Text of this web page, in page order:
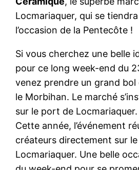
Locmariaquer, qui se
l’occasion de la Pentecôte !
Si vous cherchez une belle
pour ce long week-end du
venez prendre un grand bol
le Morbihan. Le marché
sur le port de Locmariaquer.
Cette année, l’événement
créateurs directement sur
Locmariaquer. Une belle